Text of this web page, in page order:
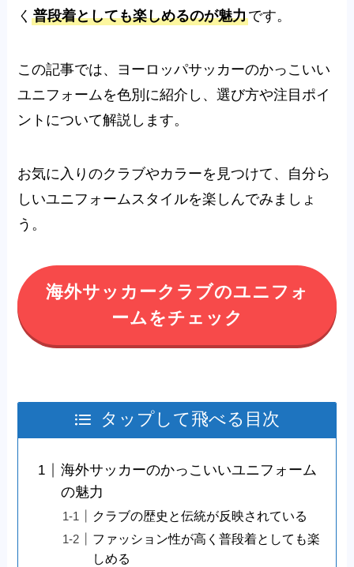
く普段着としても楽しめるのが魅力です。
この記事では、ヨーロッパサッカーのかっこいい
ユニフォームを色別に紹介し、選び方や注目ポイ
ントについて解説します。
お気に入りのクラブやカラーを見つけて、自分ら
しいユニフォームスタイルを楽しんでみましょ
う。
海外サッカークラブのユニフォ
ームをチェック
タップして飛べる目次
海外サッカーのかっこいいユニフォーム
の魅力
クラブの歴史と伝統が反映されている
ファッション性が高く普段着としても楽
しめる